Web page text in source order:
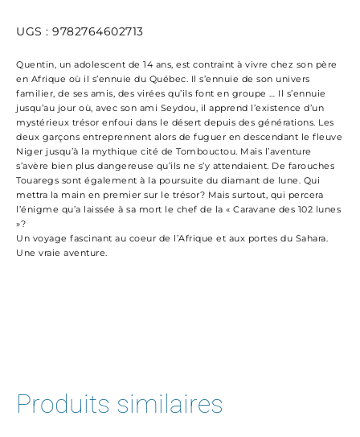
UGS : 9782764602713
Quentin, un adolescent de 14 ans, est contraint à vivre chez son père
en Afrique où il s’ennuie du Québec. Il s’ennuie de son univers
familier, de ses amis, des virées qu’ils font en groupe … Il s’ennuie
jusqu’au jour où, avec son ami Seydou, il apprend l’existence d’un
mystérieux trésor enfoui dans le désert depuis des générations. Les
deux garçons entreprennent alors de fuguer en descendant le fleuve
Niger jusqu’à la mythique cité de Tombouctou. Mais l’aventure
s’avère bien plus dangereuse qu’ils ne s’y attendaient. De farouches
Touaregs sont également à la poursuite du diamant de lune. Qui
mettra la main en premier sur le trésor? Mais surtout, qui percera
l’énigme qu’a laissée à sa mort le chef de la « Caravane des 102 lunes
»?
Un voyage fascinant au coeur de l’Afrique et aux portes du Sahara.
Une vraie aventure.
Produits similaires